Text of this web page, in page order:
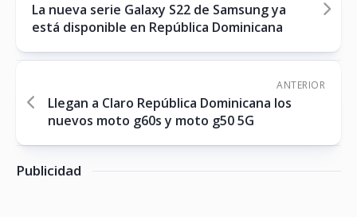
La nueva serie Galaxy S22 de Samsung ya
está disponible en República Dominicana
ANTERIOR
Llegan a Claro República Dominicana los
nuevos moto g60s y moto g50 5G
Publicidad